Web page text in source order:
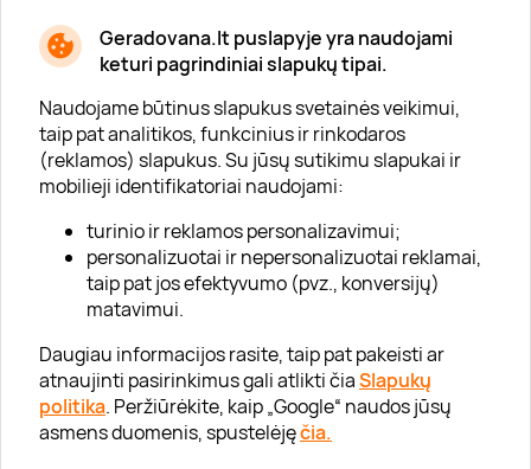
Geradovana.lt puslapyje yra naudojami
keturi pagrindiniai slapukų tipai.
Naudojame būtinus slapukus svetainės veikimui,
taip pat analitikos, funkcinius ir rinkodaros
(reklamos) slapukus. Su jūsų sutikimu slapukai ir
mobilieji identifikatoriai naudojami:
turinio ir reklamos personalizavimui;
personalizuotai ir nepersonalizuotai reklamai,
taip pat jos efektyvumo (pvz., konversijų)
matavimui.
Daugiau informacijos rasite, taip pat pakeisti ar
atnaujinti pasirinkimus gali atlikti čiaSlapukų
politika. Peržiūrėkite, kaip „Google“ naudos jūsų
asmens duomenis, spustelėjęčia.
Apie mus
Apie „Gera Dovana“
Lojalumo klubas
Karjera
Visi partneriai
Kontaktai
Tinklaraštis
Informacija